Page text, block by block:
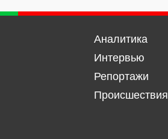
Аналитика
Интервью
Репортажи
Происшествия